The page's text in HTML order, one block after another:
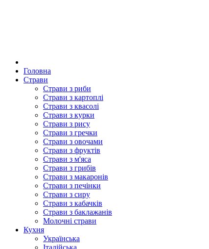
Головна
Страви
Страви з риби
Страви з картоплі
Страви з квасолі
Страви з курки
Страви з рису
Страви з гречки
Страви з овочами
Страви з фруктів
Страви з м'яса
Страви з грибів
Страви з макаронів
Страви з печінки
Страви з сиру
Страви з кабачків
Страви з баклажанів
Молочні страви
Кухня
Українська
Італійська